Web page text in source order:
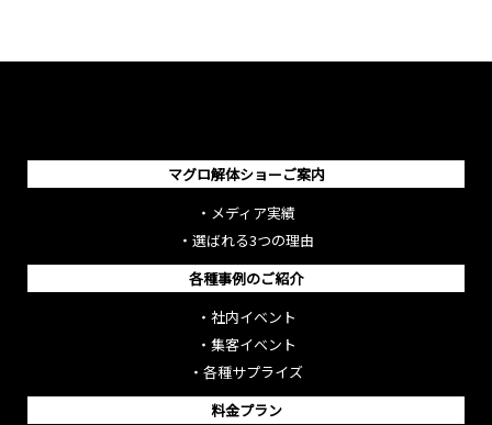
マグロ解体ショーご案内
・ メディア実績
・ 選ばれる3つの理由
各種事例のご紹介
・ 社内イベント
・ 集客イベント
・ 各種サプライズ
料金プラン